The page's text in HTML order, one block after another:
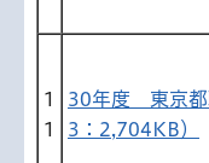
1
1
30年度 東京都
3：2,704KB）